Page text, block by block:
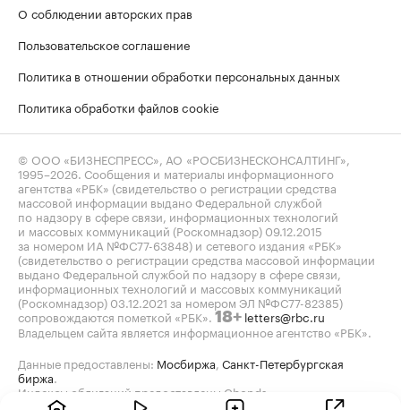
О соблюдении авторских прав
Пользовательское соглашение
Политика в отношении обработки персональных данных
Политика обработки файлов cookie
© ООО «БИЗНЕСПРЕСС», АО «РОСБИЗНЕСКОНСАЛТИНГ»,
1995–2026 . Сообщения и материалы информационного
агентства «РБК» (свидетельство о регистрации средства
массовой информации выдано Федеральной службой
по надзору в сфере связи, информационных технологий
и массовых коммуникаций (Роскомнадзор) 09.12.2015
за номером ИА №ФС77-63848) и сетевого издания «РБК»
(свидетельство о регистрации средства массовой информации
выдано Федеральной службой по надзору в сфере связи,
информационных технологий и массовых коммуникаций
(Роскомнадзор) 03.12.2021 за номером ЭЛ №ФС77-82385)
сопровождаются пометкой «РБК». 18+ letters@rbc.ru
Владельцем сайта является информационное агентство «РБК».
Данные предоставлены: Мосбиржа Санкт-Петербургская
биржа
Индексы облигаций предоставлены Cbonds.